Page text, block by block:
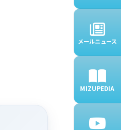
メールニュース
MIZUPEDIA